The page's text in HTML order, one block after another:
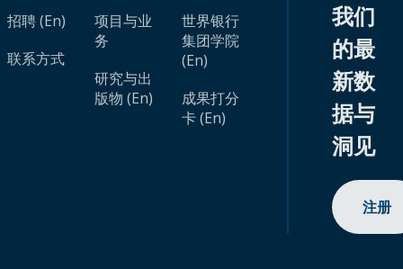
招聘 (En)
联系方式
项目与业
务
研究与出
版物 (En)
世界银行
集团学院
(En)
成果打分
卡 (En)
我们
的最
新数
据与
洞见
注册